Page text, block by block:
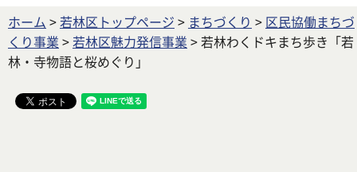
ホーム >若林区トップページ > まちづくり > 区民協働まちづ
くり事業 >若林区魅力発信事業 > 若林わくドキまち歩き「若
林・寺物語と桜めぐり」